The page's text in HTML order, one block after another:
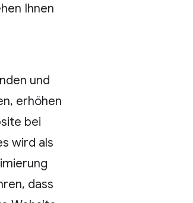
Ihnen
und
erhöhen
bei
wird als
dass